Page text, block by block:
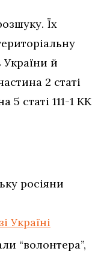
Їх
України й
2 статі
5 статі 111-1 КК
росіяни
Україні
“волонтера”,